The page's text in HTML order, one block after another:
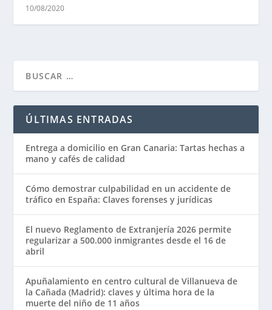
10/08/2020
ÚLTIMAS ENTRADAS
Entrega a domicilio en Gran Canaria: Tartas hechas a
mano y cafés de calidad
Cómo demostrar culpabilidad en un accidente de
tráfico en España: Claves forenses y jurídicas
El nuevo Reglamento de Extranjería 2026 permite
regularizar a 500.000 inmigrantes desde el 16 de
abril
Apuñalamiento en centro cultural de Villanueva de
la Cañada (Madrid): claves y última hora de la
muerte del niño de 11 años